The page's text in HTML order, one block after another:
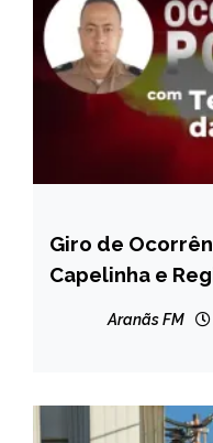
CAPELINHA
MINAS
Giro de
Capelinha e
Aranãs FM